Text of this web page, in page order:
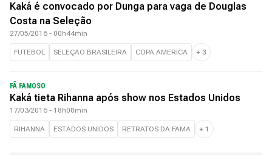
Kaká é convocado por Dunga para vaga de Douglas
Costa na Seleção
27/05/2016 - 00h44min
FUTEBOL SELEÇAO BRASILEIRA COPA AMERICA + 3
FÃ FAMOSO
Kaká tieta Rihanna após show nos Estados Unidos
17/03/2016 - 18h08min
RIHANNA ESTADOS UNIDOS RETRATOS DA FAMA + 1